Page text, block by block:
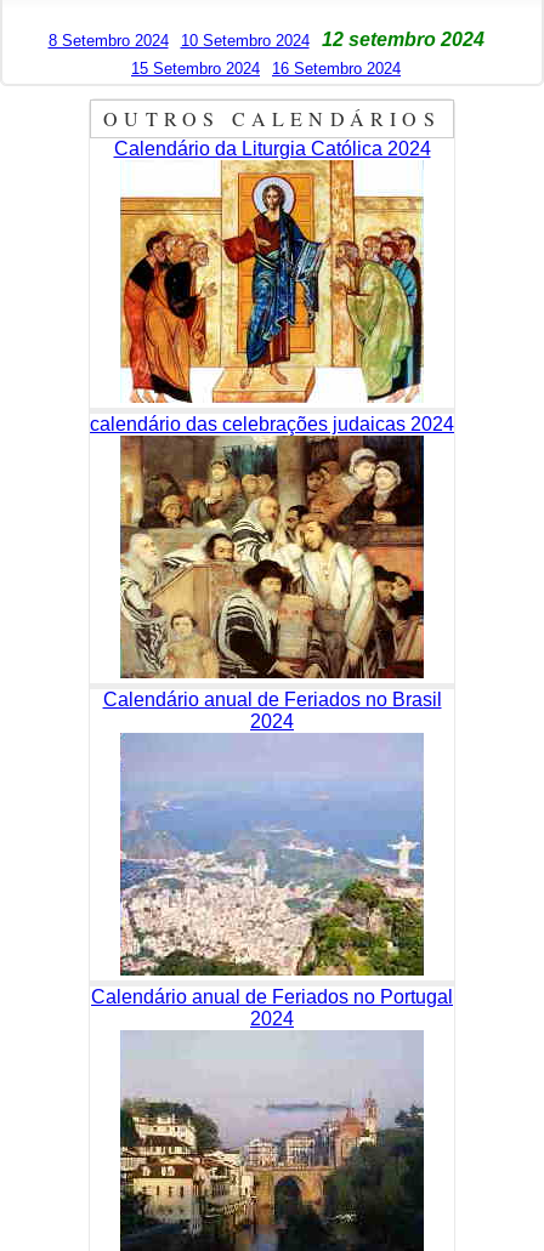
8 Setembro 2024 10 Setembro 2024 12 setembro 2024
15 Setembro 2024 16 Setembro 2024
OUTROS CALENDÁRIOS
Calendário da Liturgia Católica 2024
calendário das celebrações judaicas 2024
Calendário anual de Feriados no Brasil
2024
Calendário anual de Feriados no Portugal
2024